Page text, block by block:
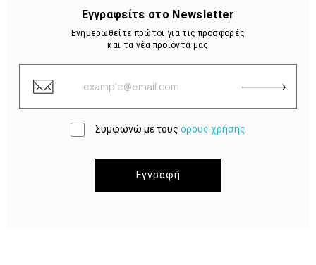
Εγγραφείτε στο Newsletter
Ενημερωθείτε πρώτοι για τις προσφορές
και τα νέα προϊόντα μας
Συμφωνώ με τους όρους χρήσης
Εγγραφή